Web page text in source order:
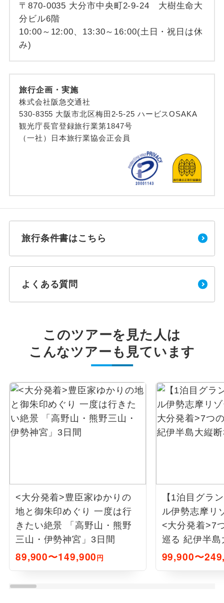
〒870-0035 大分市中央町2-9-24 大樹生命大
分ビル6階
10:00～12:00、13:30～16:00(土日・祝日は休
み)
旅行企画・実施
株式会社阪急交通社
530-8355 大阪市北区梅田2-5-25 ハービスOSAKA
観光庁長官登録旅行業第1847号
（一社）日本旅行業協会正会員
旅行条件書はこちら
よくある質問
このツアーを見た人は
こんなツアーも見ています
<大分発着>豊臣家ゆかりの
地と御朱印めぐり 一度は行
きたい絶景 「高野山・熊野
三山・伊勢神宮」3日間
89,900〜149,900円
【1泊目グラ
ル伊勢志摩リ
<大分発着>7
巡る 紀伊半
99,900〜